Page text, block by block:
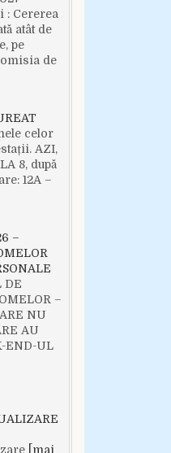
: Cererea
atât de
pe
de
celor
AZI,
8, după
12A –
–
DE
–
NU
AU
END-UL
[mai